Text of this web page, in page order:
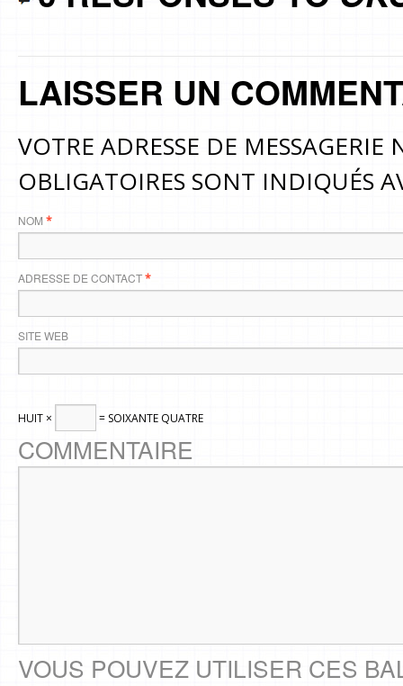
LAISSER UN
VOTRE ADRESSE DE MESSAGERIE
OBLIGATOIRES SONT INDIQUÉS
NOM *
ADRESSE DE CONTACT*
SITE WEB
HUIT × = SOIXANTE QUATRE
COMMENTAIRE
VOUS POUVEZ UTILISER CES